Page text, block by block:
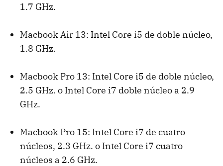
1.7 GHz.
Macbook Air 13: Intel Core i5 de doble núcleo,
1.8 GHz.
Macbook Pro 13: Intel Core i5 de doble núcleo,
2.5 GHz. o Intel Core i7 doble núcleo a 2.9
GHz.
Macbook Pro 15: Intel Core i7 de cuatro
núcleos, 2.3 GHz. o Intel Core i7 cuatro
núcleos a 2.6 GHz.